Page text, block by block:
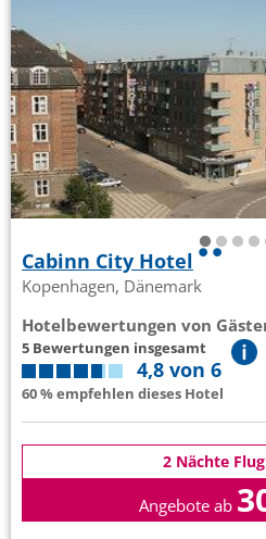
Cabinn City Hotel
Kopenhagen, Dänemark
Hotelbewertungen von
5 Bewertungen insgesamt
4,8 von 6
60 % empfehlen dieses Hotel
2 Nächte
Angebote ab